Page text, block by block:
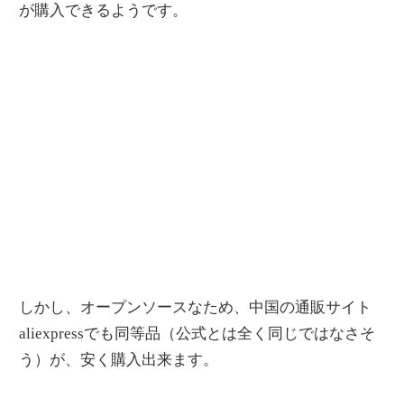
が購入できるようです。
しかし、オープンソースなため、中国の通販サイト
aliexpressでも同等品（公式とは全く同じではなさそ
う）が、安く購入出来ます。